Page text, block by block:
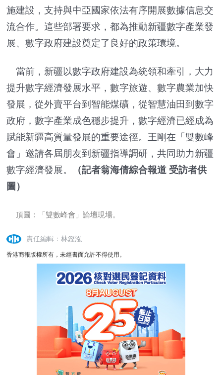
施建設，支持與中亞國家依法有序開展數據信息交
流合作。這些部署要求，都為推動新疆數字產業發
展、數字政府建設奠定了良好的政策環境。
當前，新疆以數字政府建設為統領和牽引，大力
提升數字經濟發展水平，數字旅遊、數字農業加快
發展，從外賣平台到智能煤礦，從智慧油田到數字
政府，數字產業成色穩步提升，數字經濟已經成為
賦能新疆高質量發展的重要途徑。王剛在「雙數峰
會」邀請各屆朋友到新疆指導調研，共同助力新疆
數字經濟發展。
（記者翁海倩綜合報道 受訪者供
圖）
頂圖：「雙數峰會」論壇現場。
責任編輯：林鏗泓
香港商報版權所有，未經書面允許不得使用。